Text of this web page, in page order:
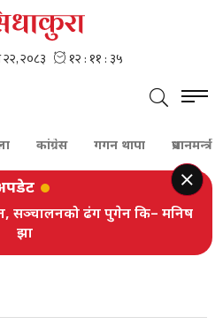
कांग्रेस गगन थापा प्रधानमन्त्री बालेन
सञ्चालनको ढंग पुगेन कि– मनिष
झा